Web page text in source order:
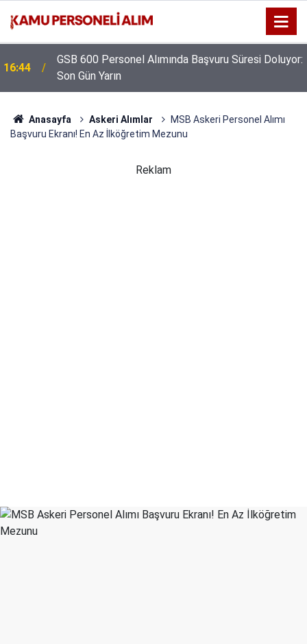
16:44
GSB 600 Personel Alımında Başvuru Süresi Doluyor:
Son Gün Yarın
Anasayfa Askeri Alımlar
MSB Askeri Personel Alımı
Başvuru Ekranı! En Az İlköğretim Mezunu
Reklam